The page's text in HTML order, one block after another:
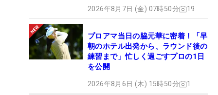
2026年8月7日 (金) 07時50分 19
プロアマ当日の脇元華に密着！「早
朝のホテル出発から、ラウンド後の
練習まで」忙しく過ごすプロの1日
を公開
2026年8月6日 (木) 15時50分 1